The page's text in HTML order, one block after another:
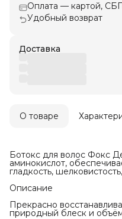
Оплата — картой,
Удобный возврат
Доставка
О товаре
Ботокс для волос Фокс
аминокислот,
гладкость,
Описание
Прекрасно
природный блеск и